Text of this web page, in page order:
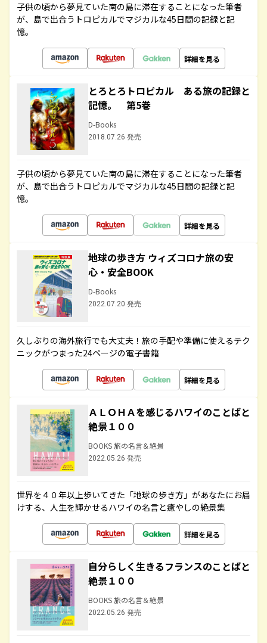
子供の頃から夢見ていた南の島に滞在することになった筆者
が、島で出合うトロピカルでマジカルな45日間の記録と記
憶。
詳細を見る
とろとろトロピカル ある旅の記録と
記憶。 第5巻
D-Books
2018.07.26 発売
子供の頃から夢見ていた南の島に滞在することになった筆者
が、島で出合うトロピカルでマジカルな45日間の記録と記
憶。
詳細を見る
地球の歩き方 ウィズコロナ旅の安
心・安全BOOK
D-Books
2022.07.20 発売
久しぶりの海外旅行でも大丈夫！旅の手配や準備に使えるテク
ニックがつまった24ページの電子書籍
詳細を見る
ＡＬＯＨＡを感じるハワイのことばと
絶景１００
BOOKS 旅の名言＆絶景
2022.05.26 発売
世界を４０年以上歩いてきた「地球の歩き方」があなたにお届
けする、人生を輝かせるハワイの名言と癒やしの絶景集
詳細を見る
自分らしく生きるフランスのことばと
絶景１００
BOOKS 旅の名言＆絶景
2022.05.26 発売